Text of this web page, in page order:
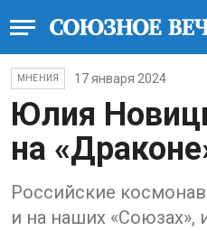
МНЕНИЯ 17 января 2024
Юлия
на
Российские
и на наших «Союзах»,